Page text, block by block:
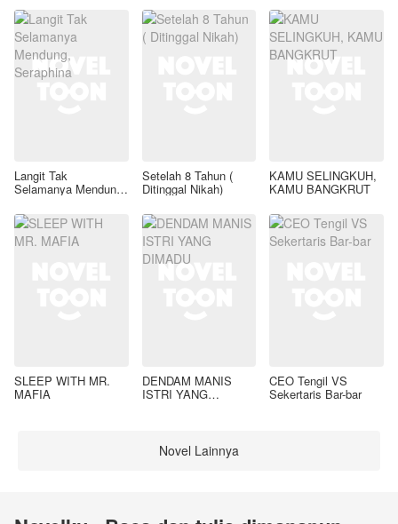
Langit Tak
Selamanya Mendung,
Setelah 8 Tahun (
Ditinggal Nikah)
KAMU SELINGKUH,
KAMU BANGKRUT
SLEEP WITH MR.
MAFIA
DENDAM MANIS
ISTRI YANG
CEO Tengil VS
Sekertaris Bar-bar
Novel Lainnya